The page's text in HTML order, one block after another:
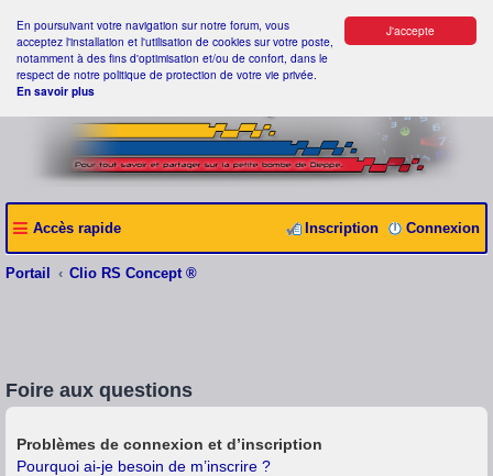
J'accepte
En poursuivant votre navigation sur notre forum, vous
acceptez l'installation et l'utilisation de cookies sur votre poste,
notamment à des fins d'optimisation et/ou de confort, dans le
respect de notre politique de protection de votre vie privée.
En savoir plus
Accès rapide Connexion
Inscription
Portail Clio RS Concept ®
Foire aux questions
Problèmes de connexion et d’inscription
Pourquoi ai-je besoin de m’inscrire ?